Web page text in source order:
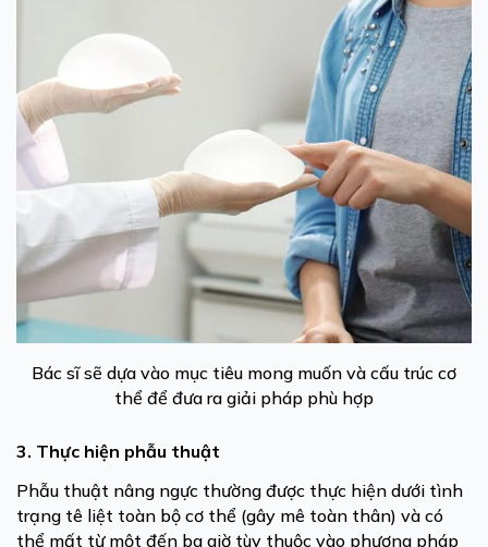
Bác sĩ sẽ dựa vào mục tiêu mong muốn và cấu trúc cơ
thể để đưa ra giải pháp phù hợp
3. Thực hiện phẫu thuật
Phẫu thuật nâng ngực thường được thực hiện dưới tình
trạng tê liệt toàn bộ cơ thể (gây mê toàn thân) và có
thể mất từ một đến ba giờ tùy thuộc vào phương pháp